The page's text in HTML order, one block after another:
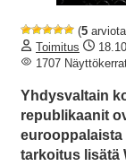
(5
Toimitus
1707
Yhdysvaltain
republikaanit
eurooppalaista
tarkoitus lisätä